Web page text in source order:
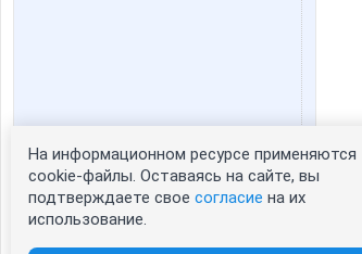
Статистика портрета:
сейчас просматривают портрет - 0
зарегистрированные пользователи
На информационном ресурсе применяются
cookie-файлы. Оставаясь на сайте, вы
подтверждаете свое согласие на их
использование.